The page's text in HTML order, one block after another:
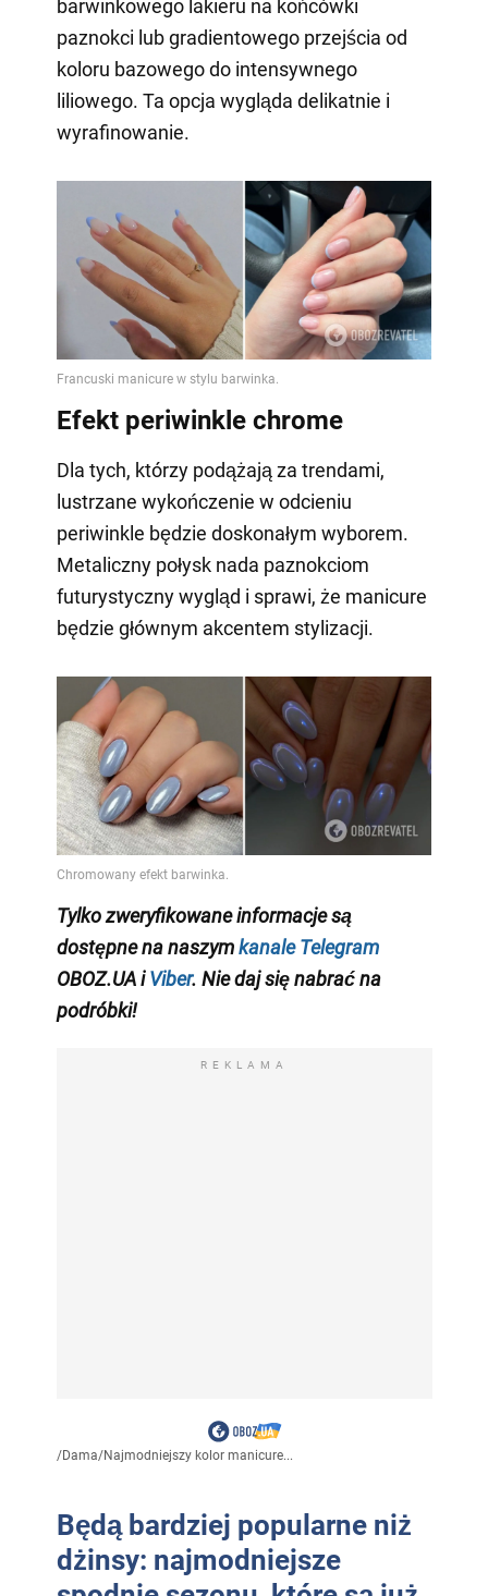
barwinkowego lakieru na końcówki
paznokci lub gradientowego przejścia od
koloru bazowego do intensywnego
liliowego. Ta opcja wygląda delikatnie i
wyrafinowanie.
Efekt periwinkle chrome
Dla tych, którzy podążają za trendami,
lustrzane wykończenie w odcieniu
periwinkle będzie doskonałym wyborem.
Metaliczny połysk nada paznokciom
futurystyczny wygląd i sprawi, że manicure
będzie głównym akcentem stylizacji.
Tylko zweryfikowane informacje są
dostępne na naszymkanale Telegram
OBOZ.UA iViber. Nie daj się nabrać na
podróbki!
REKLAMA
/Dama/Najmodniejszy kolor manicure...
Będą bardziej popularne niż
dżinsy: najmodniejsze